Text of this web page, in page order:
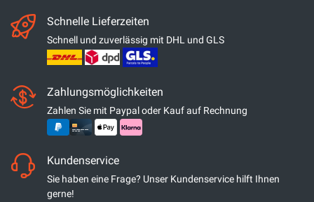
Schnelle Lieferzeiten
Schnell und zuverlässig mit DHL und GLS
Zahlungsmöglichkeiten
Zahlen Sie mit Paypal oder Kauf auf Rechnung
Kundenservice
Sie haben eine Frage? Unser Kundenservice hilft Ihnen
gerne!